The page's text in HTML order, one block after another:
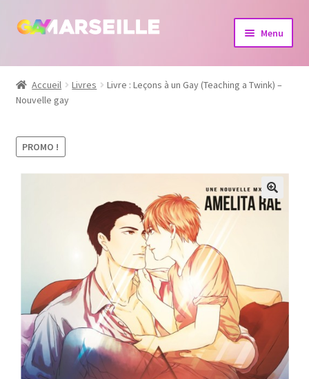
Aller
navigation
Aller
Menu
Boutique
Bijoux
Calendrier
Dvd
Accueil Livres
Livre : Leçons à un Gay (Teaching a Twink) –
Nouvelle gay
PROMO !